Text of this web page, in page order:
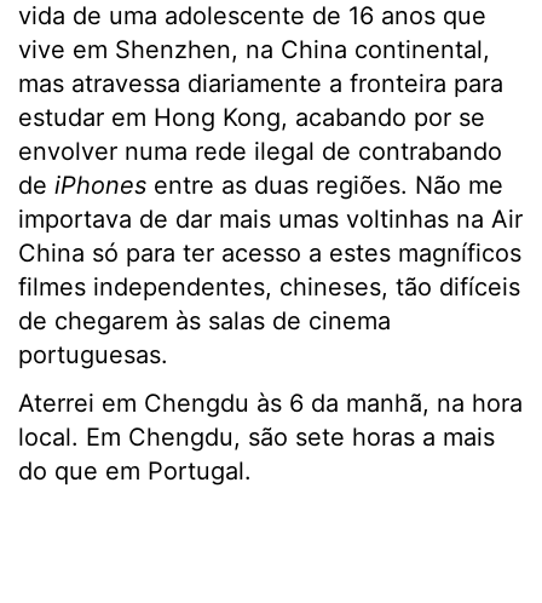
vida de uma adolescente de 16 anos que
vive em Shenzhen, na China continental,
mas atravessa diariamente a fronteira para
estudar em Hong Kong, acabando por se
envolver numa rede ilegal de contrabando
de iPhones entre as duas regiões. Não me
importava de dar mais umas voltinhas na Air
China só para ter acesso a estes magníficos
filmes independentes, chineses, tão difíceis
de chegarem às salas de cinema
portuguesas.
Aterrei em Chengdu às 6 da manhã, na hora
local. Em Chengdu, são sete horas a mais
do que em Portugal.